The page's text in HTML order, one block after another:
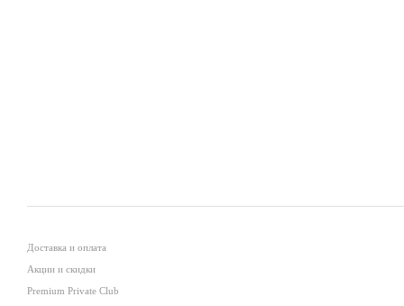
Доставка и оплата
Акции и скидки
Premium Private Club